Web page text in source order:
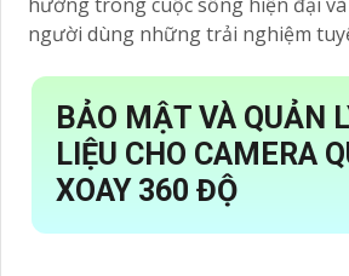
người dùng những trải nghiệm
BẢO MẬT VÀ QUẢN
LIỆU CHO CAMERA
XOAY 360 ĐỘ